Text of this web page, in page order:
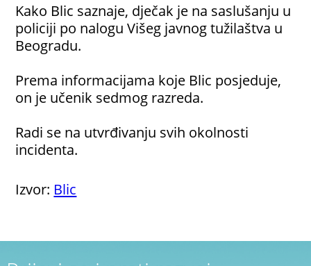
Kako Blic saznaje, dječak je na saslušanju u
policiji po nalogu Višeg javnog tužilaštva u
Beogradu.
Prema informacijama koje Blic posjeduje,
on je učenik sedmog razreda.
Radi se na utvrđivanju svih okolnosti
incidenta.
Izvor: Blic